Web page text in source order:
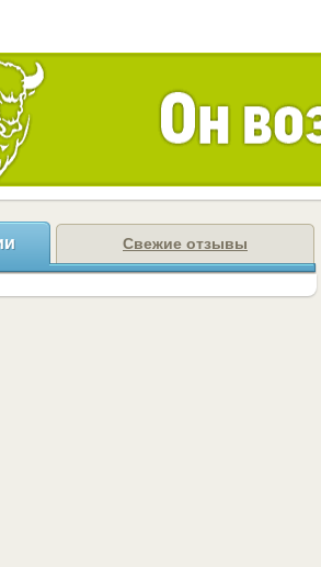
Свежие отзывы